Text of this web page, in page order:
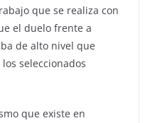
que se realiza con
el duelo frente a
de alto nivel que
seleccionados
que existe en